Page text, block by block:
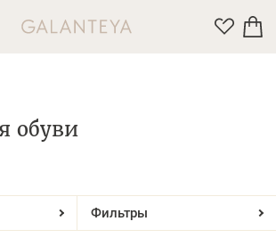
или артикул товара
обуви
Фильтры